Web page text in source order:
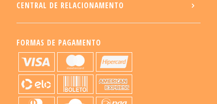
CENTRAL DE RELACIONAMENTO
FORMAS DE PAGAMENTO